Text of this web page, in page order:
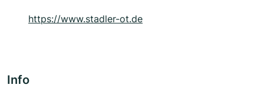
https://www.stadler-ot.de
Info